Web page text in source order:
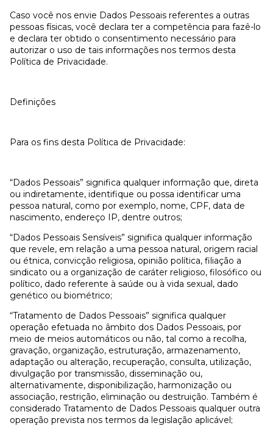
Caso você nos envie Dados Pessoais referentes a outras
pessoas físicas, você declara ter a competência para fazê-lo
e declara ter obtido o consentimento necessário para
autorizar o uso de tais informações nos termos desta
Política de Privacidade.
Definições
Para os fins desta Política de Privacidade:
“Dados Pessoais” significa qualquer informação que, direta
ou indiretamente, identifique ou possa identificar uma
pessoa natural, como por exemplo, nome, CPF, data de
nascimento, endereço IP, dentre outros;
“Dados Pessoais Sensíveis” significa qualquer informação
que revele, em relação a uma pessoa natural, origem racial
ou étnica, convicção religiosa, opinião política, filiação a
sindicato ou a organização de caráter religioso, filosófico ou
político, dado referente à saúde ou à vida sexual, dado
genético ou biométrico;
“Tratamento de Dados Pessoais” significa qualquer
operação efetuada no âmbito dos Dados Pessoais, por
meio de meios automáticos ou não, tal como a recolha,
gravação, organização, estruturação, armazenamento,
adaptação ou alteração, recuperação, consulta, utilização,
divulgação por transmissão, disseminação ou,
alternativamente, disponibilização, harmonização ou
associação, restrição, eliminação ou destruição. Também é
considerado Tratamento de Dados Pessoais qualquer outra
operação prevista nos termos da legislação aplicável;